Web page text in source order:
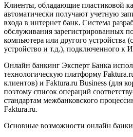
Клиенты, обладающие пластиковой
автоматически получают учетную
входа в интернет банк. Система
обслуживания зарегистрированных
компьютера или другого устройства
устройство и т.д.), подключенного к
Онлайн банкинг Эксперт Банка
технологическую платформу
клиентов) и Faktura.ru Business (для
поэтому список операций
стандартам межбанковского
Faktura.ru.
Основные возможности онлайн